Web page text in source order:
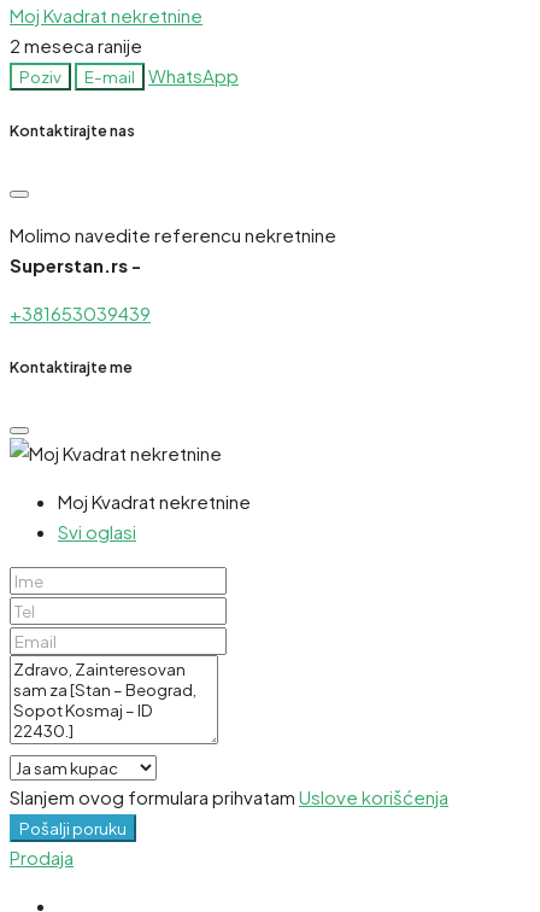
Moj Kvadrat nekretnine
2 meseca ranije
Poziv E-mail WhatsApp
Kontaktirajte nas
Molimo navedite referencu nekretnine
Superstan.rs -
+381653039439
Kontaktirajte me
Moj Kvadrat nekretnine
Svi oglasi
Slanjem ovog formulara prihvatam Uslove korišćenja
Pošalji poruku
Prodaja